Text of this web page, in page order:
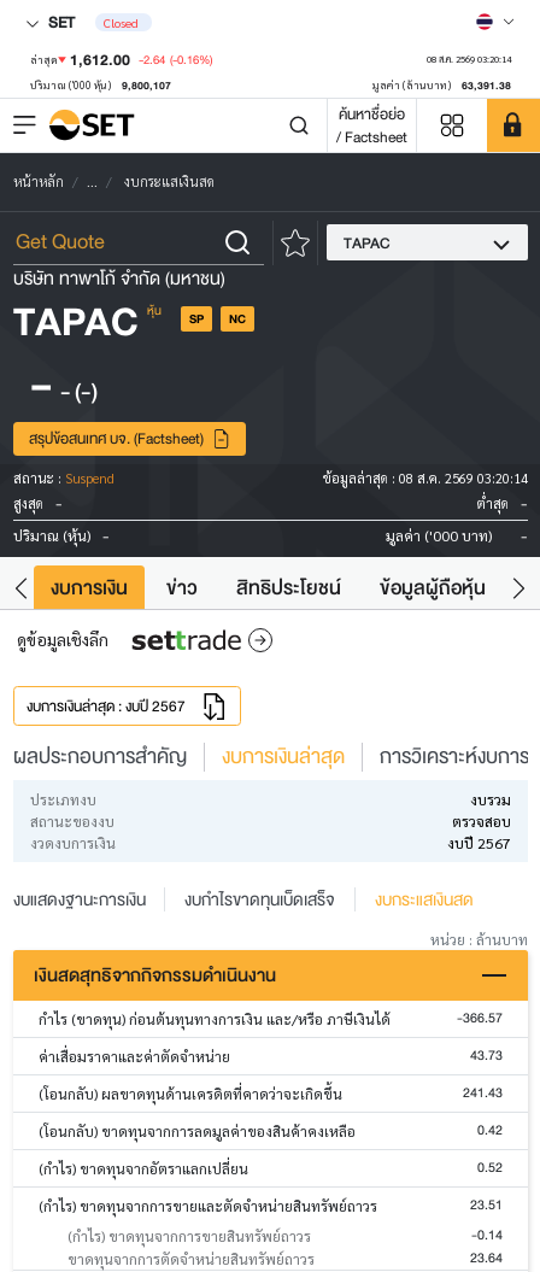
SET Closed
ล่าสุด 1,612.00 -2.64 (-0.16%) 08 ส.ค. 2569 03:20:14
ปริมาณ ('000 หุ้น) 9,800,107 มูลค่า (ล้านบาท) 63,391.38
ค้นหาชื่อย่อ
/ Factsheet
หน้าหลัก ... งบกระแสเงินสด
TAPAC
บริษัท ทาพาโก้ จำกัด (มหาชน)
TAPAC หุ้น SP NC
- -(-)
สรุปข้อสนเทศ บจ. (Factsheet)
สถานะ : Suspend ข้อมูลล่าสุด : 08 ส.ค. 2569 03:20:14
สูงสุด
- ต่ำสุด -
ปริมาณ (หุ้น) - มูลค่า ('000 บาท) -
งบการเงิน ข่าว สิทธิประโยชน์ ข้อมูลผู้ถือหุ้น
ดูข้อมูลเชิงลึก
งบการเงินล่าสุด : งบปี 2567
ผลประกอบการสำคัญ งบการเงินล่าสุด การวิเคราะห์งบการ
ประเภทงบ
งบรวม
สถานะของงบ
ตรวจสอบ
งวดงบการเงิน
งบปี 2567
งบแสดงฐานะการเงิน งบกำไรขาดทุนเบ็ดเสร็จ งบกระแสเงินสด
หน่วย : ล้านบาท
เงินสดสุทธิจากกิจกรรมดำเนินงาน
กำไร (ขาดทุน) ก่อนต้นทุนทางการเงิน และ/หรือ ภาษีเงินได้ -366.57
ค่าเสื่อมราคาและค่าตัดจำหน่าย 43.73
(โอนกลับ) ผลขาดทุนด้านเครดิตที่คาดว่าจะเกิดขึ้น 241.43
(โอนกลับ) ขาดทุนจากการลดมูลค่าของสินค้าคงเหลือ 0.42
(กำไร) ขาดทุนจากอัตราแลกเปลี่ยน 0.52
(กำไร) ขาดทุนจากการขายและตัดจำหน่ายสินทรัพย์ถาวร 23.51
(กำไร) ขาดทุนจากการขายสินทรัพย์ถาวร -0.14
ขาดทุนจากการตัดจำหน่ายสินทรัพย์ถาวร 23.64